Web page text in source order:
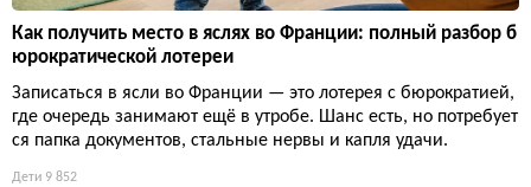
Как получить место в яслях во Франции: полный разбор б
юрократической лотереи
Записаться в ясли во Франции — это лотерея с бюрократией,
где очередь занимают ещё в утробе. Шанс есть, но потребует
ся папка документов, стальные нервы и капля удачи.
Дети 9 852